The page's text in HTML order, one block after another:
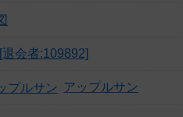
[退会者:109892]
アップルサン